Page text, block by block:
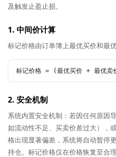
及触发止盈止损。
1. 中间价计算
标记价格由订单簿上最优买价和最
标记价格 = (最优买价 + 最优
2. 安全机制
系统内置安全机制：若因任何原因
如流动性不足、买卖价差过大），
格出现显著偏差，系统将自动暂停
持仓。标记价格仅在价格恢复至合